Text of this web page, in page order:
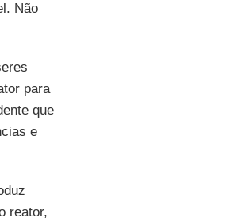
Não
para
que
e
reator,